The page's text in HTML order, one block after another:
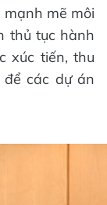
mẽ môi
thủ tục hành
xúc tiến, thu
các dự án